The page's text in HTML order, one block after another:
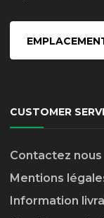
CUSTOMER
Contactez nous
Mentions
Information